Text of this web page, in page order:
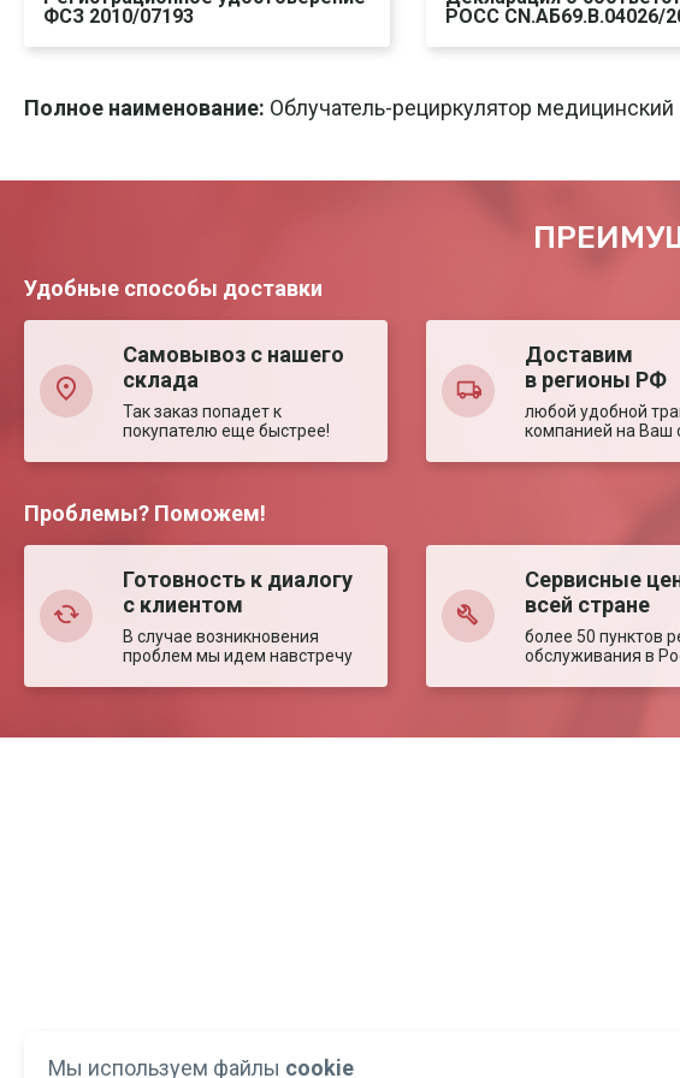
ФСЗ 2010/07193
POCC CN.АБ69.В.04026/
Полное наименование: Облучатель-рециркулятор
Удобные способы доставки
Самовывоз с нашего
склада
Так заказ попадет к
покупателю еще быстрее!
Доставим
в регионы РФ
любой удобной
компанией на Ваш
Проблемы? Поможем!
Готовность к диалогу
с клиентом
В случае возникновения
проблем мы идем навстречу
Сервисные
всей стране
более 50 пунктов
обслуживания в
Мы используем файлы cookie